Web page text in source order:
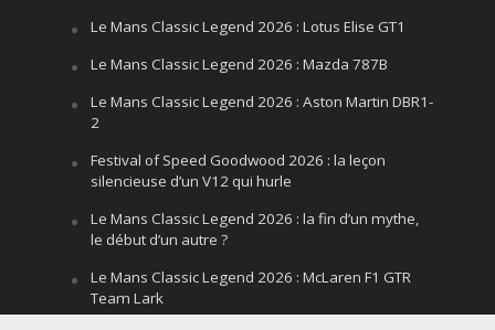
Le Mans Classic Legend 2026 : Lotus Elise GT1
Le Mans Classic Legend 2026 : Mazda 787B
Le Mans Classic Legend 2026 : Aston Martin DBR1-
2
Festival of Speed Goodwood 2026 : la leçon
silencieuse d’un V12 qui hurle
Le Mans Classic Legend 2026 : la fin d’un mythe,
le début d’un autre ?
Le Mans Classic Legend 2026 : McLaren F1 GTR
Team Lark